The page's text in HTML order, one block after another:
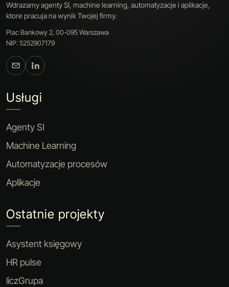
Wdrazamy agenty SI, machine learning, automatyzacje i aplikacje,
ktore pracuja na wynik Twojej firmy.
Plac Bankowy 2, 00-095 Warszawa
NIP: 5252907179
Usługi
Agenty SI
Machine Learning
Automatyzacje procesów
Aplikacje
Ostatnie projekty
Asystent księgowy
HR pulse
liczGrupa